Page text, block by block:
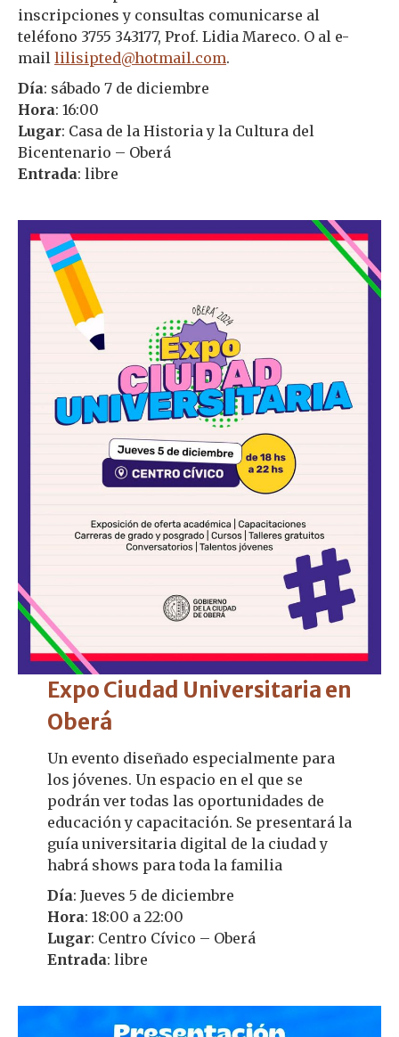
inscripciones y consultas comunicarse al
teléfono 3755 343177, Prof. Lidia Mareco. O al e-
mail lilisipted@hotmail.com.
Día: sábado 7 de diciembre
Hora: 16:00
Lugar: Casa de la Historia y la Cultura del
Bicentenario – Oberá
Entrada: libre
Expo Ciudad Universitaria en
Oberá
Un evento diseñado especialmente para
los jóvenes. Un espacio en el que se
podrán ver todas las oportunidades de
educación y capacitación. Se presentará la
guía universitaria digital de la ciudad y
habrá shows para toda la familia
Día: Jueves 5 de diciembre
Hora: 18:00 a 22:00
Lugar: Centro Cívico – Oberá
Entrada: libre